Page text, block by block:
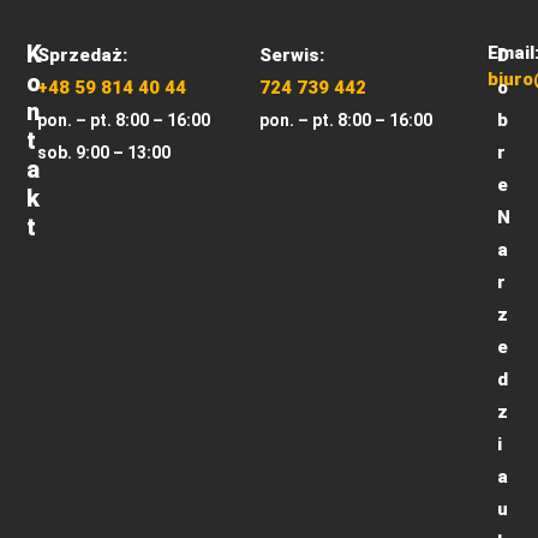
K
O
N
T
A
K
T
Sprzedaż:
+48 59 814 40 44
pon. – pt. 8:00 – 16:00
sob. 9:00 – 13:00
Serwis:
724 739 442
pon. – pt. 8:00 – 16:00
Email:
D
o
b
r
e
N
a
r
z
e
d
z
i
a
u